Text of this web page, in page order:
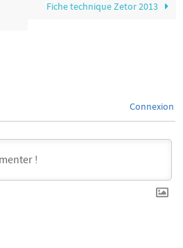
Fiche technique Zetor 2013
Connexion